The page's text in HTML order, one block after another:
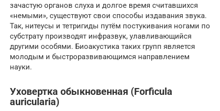
зачастую органов слуха и долгое время считавшихся
«немыми», существуют свои способы издавания звука.
Так, нитеусы и тетригиды путём постукивания ногами по
субстрату производят инфразвук, улавливающийся
другими особями. Биоакустика таких групп является
молодым и быстроразвивающимся направлением
науки.
Уховертка обыкновенная (Forficula
auricularia)